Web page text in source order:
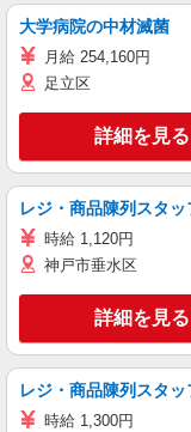
大学病院の中材滅菌
月給 254,160円
足立区
詳細を見る
レジ・商品陳列スタッ
時給 1,120円
神戸市垂水区
詳細を見る
レジ・商品陳列スタッ
時給 1,300円